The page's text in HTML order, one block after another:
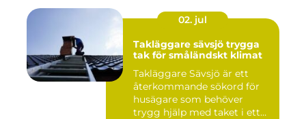
02. jul
Takläggare sävsjö trygga
tak för småländskt klimat
Takläggare Sävsjö är ett
återkommande sökord för
husägare som behöver
trygg hjälp med taket i ett